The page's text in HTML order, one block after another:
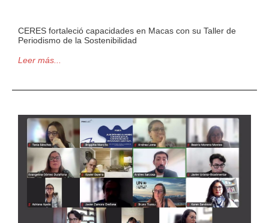
CERES fortaleció capacidades en Macas con su Taller de
Periodismo de la Sostenibilidad
Leer más...